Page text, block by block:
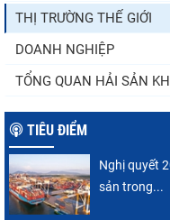
THỊ TRƯỜNG THẾ GIỚI
DOANH NGHIỆP
TỔNG QUAN HẢI SẢN
TIÊU ĐIỂM
Nghị quyết
sản trong...